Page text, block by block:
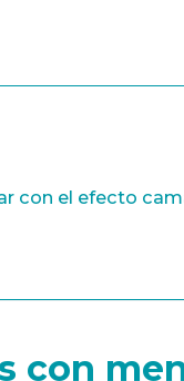
con el efecto
con